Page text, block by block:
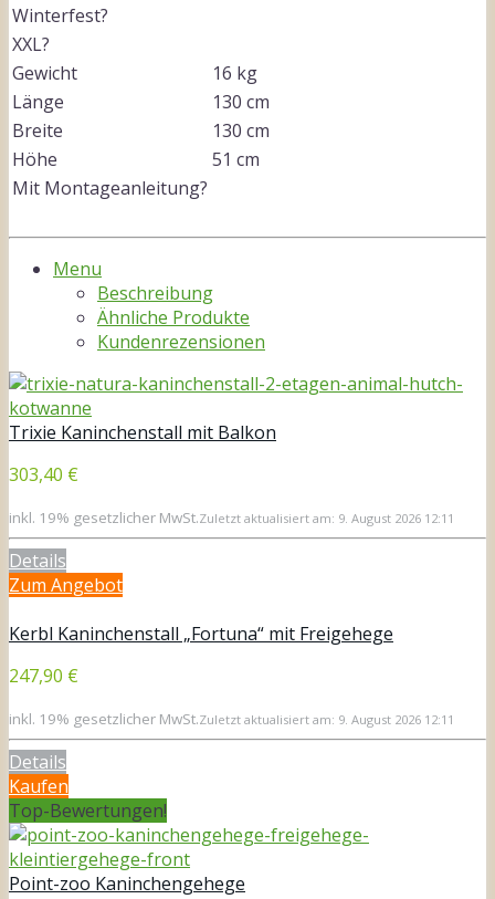
Winterfest?
XXL?
Gewicht
16 kg
Länge
130 cm
Breite
130 cm
Höhe
51 cm
Mit Montageanleitung?
Menu
Beschreibung
Ähnliche Produkte
Kundenrezensionen
Trixie Kaninchenstall mit Balkon
303,40 €
inkl. 19% gesetzlicher MwSt.Zuletzt aktualisiert am: 9. August 2026 12:11
Details
Zum Angebot
Kerbl Kaninchenstall „Fortuna“ mit Freigehege
247,90 €
inkl. 19% gesetzlicher MwSt.Zuletzt aktualisiert am: 9. August 2026 12:11
Details
Kaufen
Top-Bewertungen!
Point-zoo Kaninchengehege